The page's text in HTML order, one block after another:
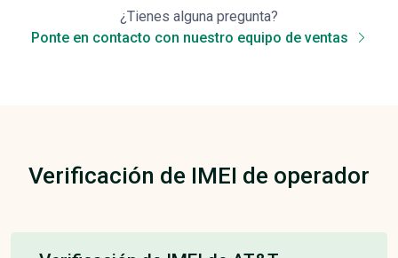
¿Tienes alguna pregunta?
Ponte en contacto con nuestro equipo de ventas
Verificación de IMEI de operador